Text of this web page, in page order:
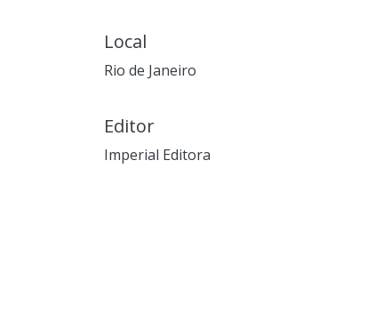
Local
Rio de Janeiro
Editor
Imperial Editora